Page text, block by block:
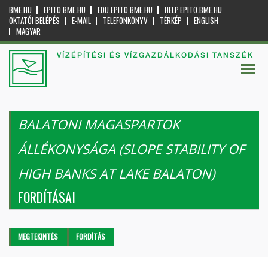
BME.HU EPITO.BME.HU EDU.EPITO.BME.HU
HELP.EPITO.BME.HU
OKTATÓI BELÉPÉS
E-MAIL TELEFONKÖNYV TÉRKÉP
ENGLISH
MAGYAR
VÍZÉPÍTÉSI ÉS VÍZGAZDÁLKODÁSI TANSZÉK
BALATONI MAGASPARTOK
ÁLLÉKONYSÁGA (SLOPE STABILITY OF
HIGH BANKS AT LAKE BALATON)
FORDÍTÁSAI
Elsődleges fülek
MEGTEKINTÉS FORDÍTÁS